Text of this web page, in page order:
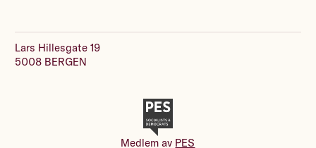
Lars Hillesgate 19
5008 BERGEN
Medlem av PES